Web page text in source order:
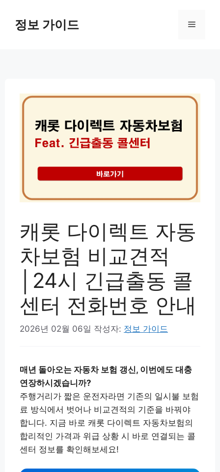
정보 가이드 메
캐롯 다이렉트 자동
차보험 비교견적
│24시 긴급출동 콜
센터 전화번호 안내
2026년 02월 06일 작성자: 정보 가이드
매년 돌아오는 자동차 보험 갱신, 이번에도 대충
연장하시겠습니까?
주행거리가 짧은 운전자라면 기존의 일시불 보험
료 방식에서 벗어나 비교견적의 기준을 바꿔야
합니다. 지금 바로 캐롯 다이렉트 자동차보험의
합리적인 가격과 위급 상황 시 바로 연결되는 콜
센터 정보를 확인해보세요!